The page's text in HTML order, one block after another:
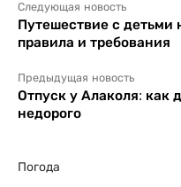
Следующая новость
Путешествие с детьми
правила и требования
Предыдущая новость
Отпуск у Алаколя: как
недорого
Погода